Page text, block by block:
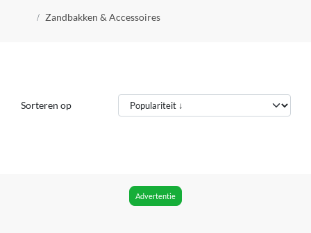
Kruimelpad
Zandbakken & Accessoires
Sorteren op
Advertentie